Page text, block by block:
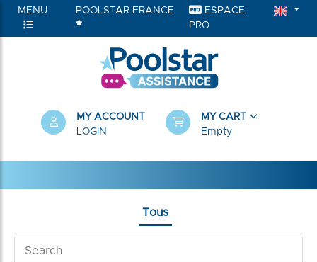
MENU POOLSTAR FRANCE
ESPACE
PRO
MY ACCOUNT
LOGIN
MY CART
Empty
Tous